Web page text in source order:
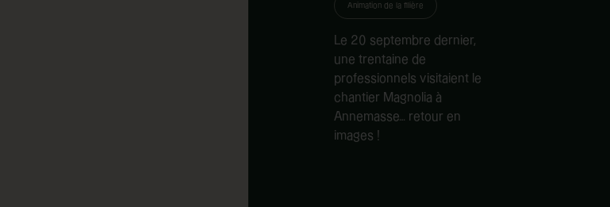
Animation de la filière
Le 20 septembre dernier,
une trentaine de
professionnels visitaient le
chantier Magnolia à
Annemasse… retour en
images !